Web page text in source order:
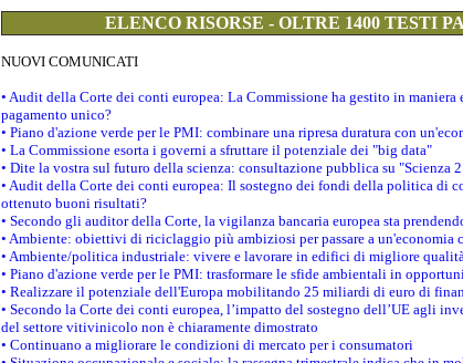
ELENCO RISORSE - OLTRE 1400 TESTI
NUOVI COMUNICATI
• Audit della Corte dei conti europea: La Commissione ha gestito in
pagamento unico?
• Piano d'azione verde per le PMI: combinare una ripresa duratura con
• La Commissione esorta i governi a sfruttare il potenziale dei "big data"
• Dite la vostra sul futuro della scienza: consultazione pubblica su "Scienza
• Audit della Corte dei conti europea: Il sostegno dei fondi della politica di
ottenuto buoni risultati?
• Secondo gli auditor della Corte, la vigilanza bancaria europea sta
• Ambiente: obiettivi di riciclaggio più ambiziosi per passare a un'economia
• Ambiente/politica industriale: vivere e lavorare in edifici di migliore
• Piano d'azione verde per le PMI: trasformare le sfide ambientali in
• Realizzare il potenziale dell'Europa mobilitando 25 miliardi di euro di
• Secondo la Corte dei conti europea, l’impatto del sostegno dell’UE agli
del settore vitivinicolo non è chiaramente dimostrato
• Continuano a migliorare le condizioni di mercato per i consumatori